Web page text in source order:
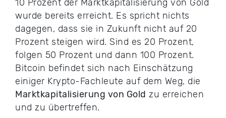
10 Prozent der Marktkapitalisierung von Gold
wurde bereits erreicht. Es spricht nichts
dagegen, dass sie in Zukunft nicht auf 20
Prozent steigen wird. Sind es 20 Prozent,
folgen 50 Prozent und dann 100 Prozent.
Bitcoin befindet sich nach Einschätzung
einiger Krypto-Fachleute auf dem Weg, die
Marktkapitalisierung von Gold zu erreichen
und zu übertreffen.